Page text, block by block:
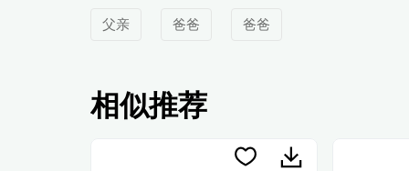
父亲 爸爸 爸爸
相似推荐